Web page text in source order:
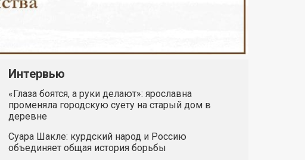
Интервью
«Глаза боятся, а руки делают»: ярославна
променяла городскую суету на старый дом в
деревне
Суара Шакле: курдский народ и Россию
объединяет общая история борьбы